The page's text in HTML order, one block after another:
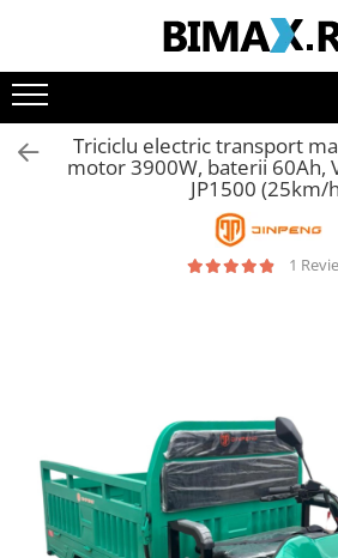
Toate Produsele
Triciclete Electrice
⬇ TIPURI
➔ Cu Cabina fara Permis
➔ Cu Cabina Inchisa
➔ Cu Remorca
➔ Cu Remorca Fara Permis
Triciclu electric transport
motor 3900W, baterii 60Ah,
JP1500 (25km/
1